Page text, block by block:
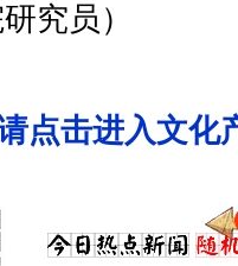
究员）
点击进入文化